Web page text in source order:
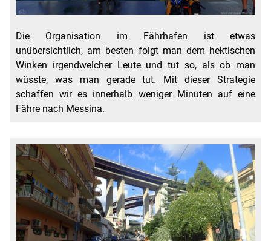
Die Organisation im Fährhafen ist etwas
unübersichtlich, am besten folgt man dem hektischen
Winken irgendwelcher Leute und tut so, als ob man
wüsste, was man gerade tut. Mit dieser Strategie
schaffen wir es innerhalb weniger Minuten auf eine
Fähre nach Messina.